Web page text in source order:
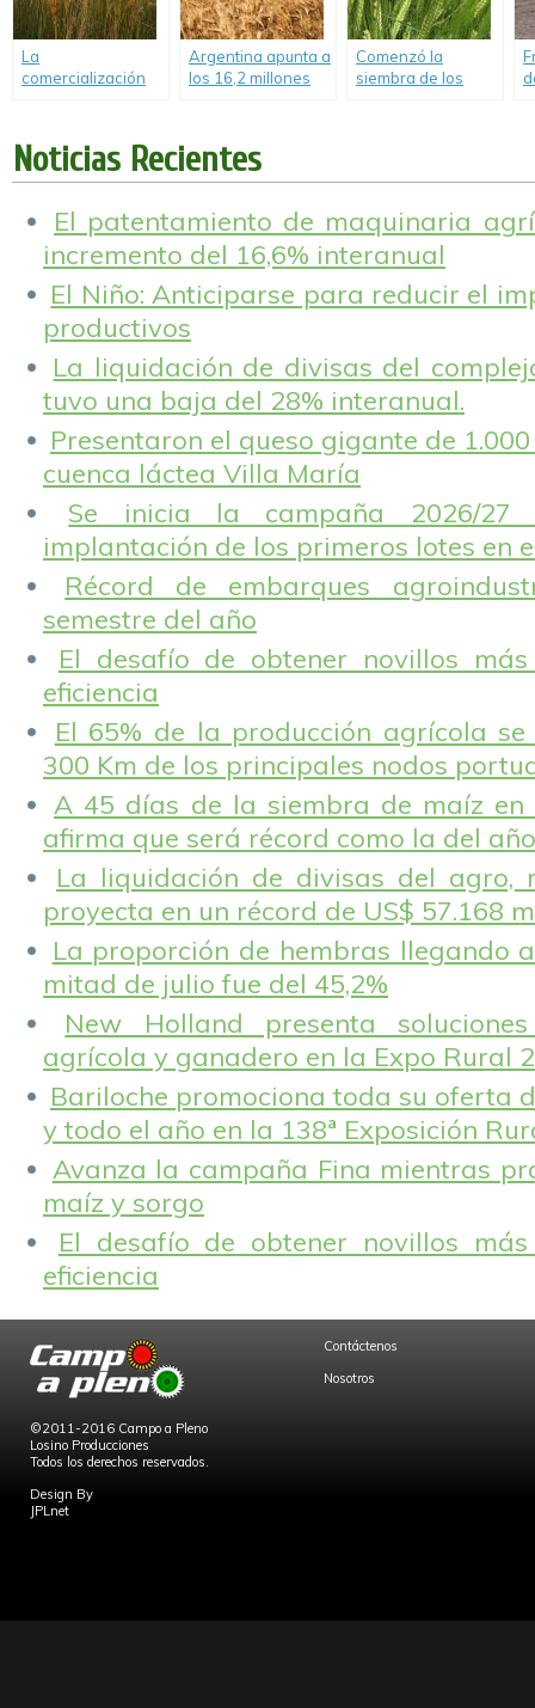
La
comercialización
desde 2017.
Argentina apunta a
los 16,2 millones
exportaciones
podrían crecer en
dólares.
Comenzó la
siembra de los
Noticias Recientes
El patentamiento de maquinaria
incremento del 16,6% interanual
El Niño: Anticiparse para reducir el
productivos
La liquidación de divisas del
tuvo una baja del 28% interanual.
Presentaron el queso gigante de
cuenca láctea Villa María
Se inicia la campaña 2026/
implantación de los primeros lotes en
Récord de embarques
semestre del año
El desafío de obtener novillos
eficiencia
El 65% de la producción agrícola
300 Km de los principales nodos
A 45 días de la siembra de maíz en
afirma que será récord como la del
La liquidación de divisas del agro,
proyecta en un récord de US$ 57.168
La proporción de hembras llegando
mitad de julio fue del 45,2%
New Holland presenta
agrícola y ganadero en la Expo Rural
Bariloche promociona toda su oferta
y todo el año en la 138ª Exposición
Avanza la campaña Fina mientras
maíz y sorgo
El desafío de obtener novillos
eficiencia
©2011-2016 Campo a Pleno
Losino Producciones
Todos los derechos reservados.
Design By
JPLnet
Contáctenos
Nosotros